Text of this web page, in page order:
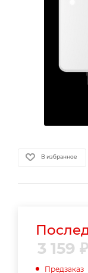
В избранное
3 159 ₽
Предзаказ